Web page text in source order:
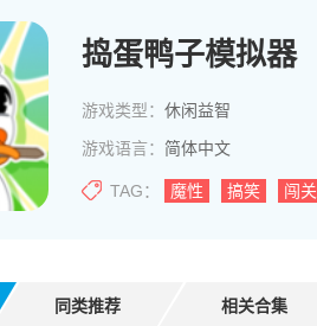
捣蛋鸭子模拟器
游戏类型： 休闲益智
游戏语言： 简体中文
TAG： 魔性 搞笑 闯关
同类推荐 相关合集